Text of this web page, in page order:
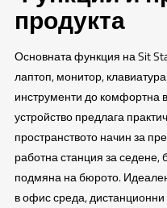
продукта
Основната функция на Sit
лаптоп, монитор,
инструменти до комфортна
устройство предлага
пространството начин за
работна станция за
подмяна на бюрото.
в офис среда, дистанционни